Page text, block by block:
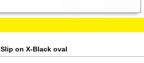
on X-Black oval